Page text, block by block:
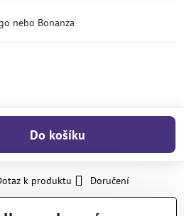
nebo Bonanza
Do košíku
k produktu
Doručení